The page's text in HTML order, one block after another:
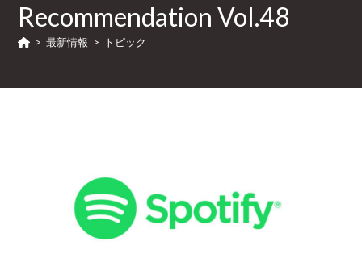
Recommendation Vol.48
> 最新情報 > トピック